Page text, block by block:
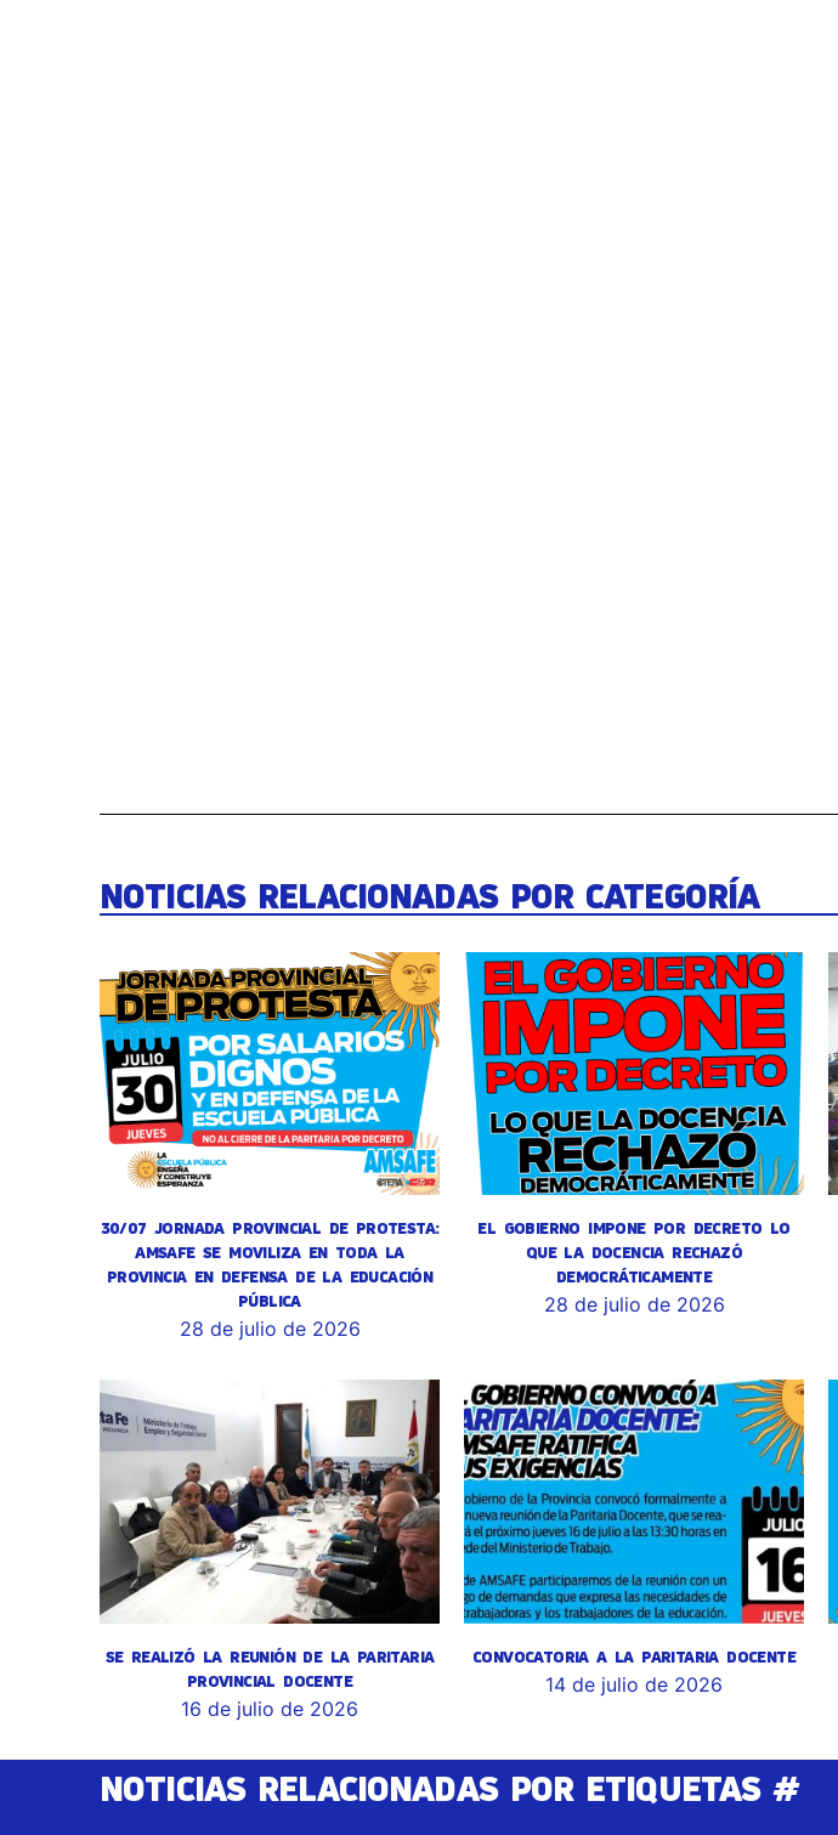
NOTICIAS RELACIONADAS POR CATEGORÍA
30/07 JORNADA PROVINCIAL DE PROTESTA:
AMSAFE SE MOVILIZA EN TODA LA
PROVINCIA EN DEFENSA DE LA EDUCACIÓN
PÚBLICA
28 de julio de 2026
EL GOBIERNO IMPONE POR DECRETO LO
QUE LA DOCENCIA RECHAZÓ
DEMOCRÁTICAMENTE
28 de julio de 2026
SE REALIZÓ LA REUNIÓN DE LA PARITARIA
PROVINCIAL DOCENTE
16 de julio de 2026
CONVOCATORIA A LA PARITARIA DOCENTE
14 de julio de 2026
NOTICIAS RELACIONADAS POR ETIQUETAS #